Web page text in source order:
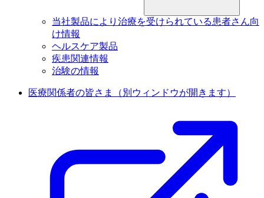
当社製品により治療を受けられている患者さん向
け情報
ヘルスケア製品
疾患関連情報
治験の情報
医療関係者の皆さま （別ウィンドウが開きます）